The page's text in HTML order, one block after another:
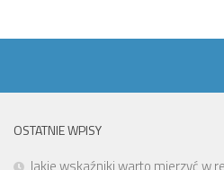
OSTATNIE WPISY